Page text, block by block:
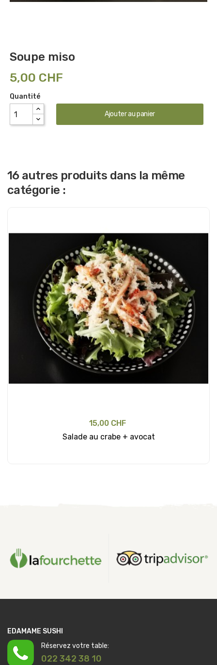
Soupe miso
5,00 CHF
Quantité
Ajouter au panier
16 autres produits dans la même
catégorie :
15,00 CHF
Salade au crabe + avocat
EDAMAME SUSHI
Réservez votre table:
022 342 38 10